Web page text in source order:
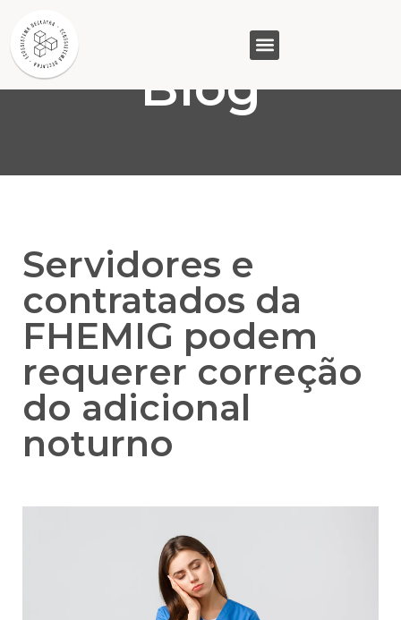
Blog
Servidores e
contratados da
FHEMIG podem
requerer correção
do adicional
noturno